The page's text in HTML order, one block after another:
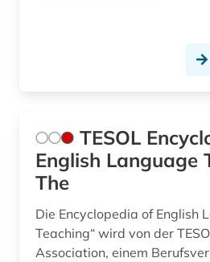
TESOL
English Language
The
Die Encyclopedia of English
Teaching“ wird von der
Association, einem